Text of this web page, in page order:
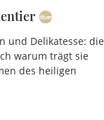
und Delikatesse: die
warum trägt sie
des heiligen